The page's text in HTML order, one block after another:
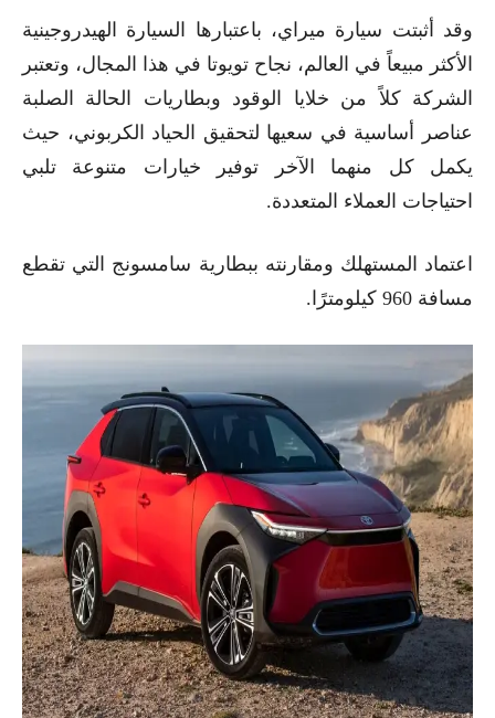
وقد أثبتت سيارة ميراي، باعتبارها السيارة الهيدروجينية
الأكثر مبيعاً في العالم، نجاح تويوتا في هذا المجال، وتعتبر
الشركة كلاً من خلايا الوقود وبطاريات الحالة الصلبة
عناصر أساسية في سعيها لتحقيق الحياد الكربوني، حيث
يكمل كل منهما الآخر توفير خيارات متنوعة تلبي
احتياجات العملاء المتعددة.
اعتماد المستهلك ومقارنته ببطارية سامسونج التي تقطع
مسافة 960 كيلومترًا.